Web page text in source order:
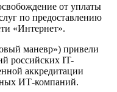
от уплаты
по предоставлению
«Интернет».
маневр») привели
российских IT-
аккредитации
ИТ-компаний.